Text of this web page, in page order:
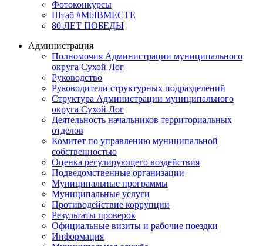
Фотоконкурсы
Штаб #MbIBMECTE
80 ЛЕТ ПОБЕДЫ
Администрация
Полномочия Администрации муниципального
округа Сухой Лог
Руководство
Руководители структурных подразделений
Структура Администрации муниципального
округа Сухой Лог
Деятельность начальников территориальных
отделов
Комитет по управлению муниципальной
собственностью
Оценка регулирующего воздействия
Подведомственные организации
Муниципальные программы
Муниципальные услуги
Противодействие коррупции
Результаты проверок
Официальные визиты и рабочие поездки
Информация